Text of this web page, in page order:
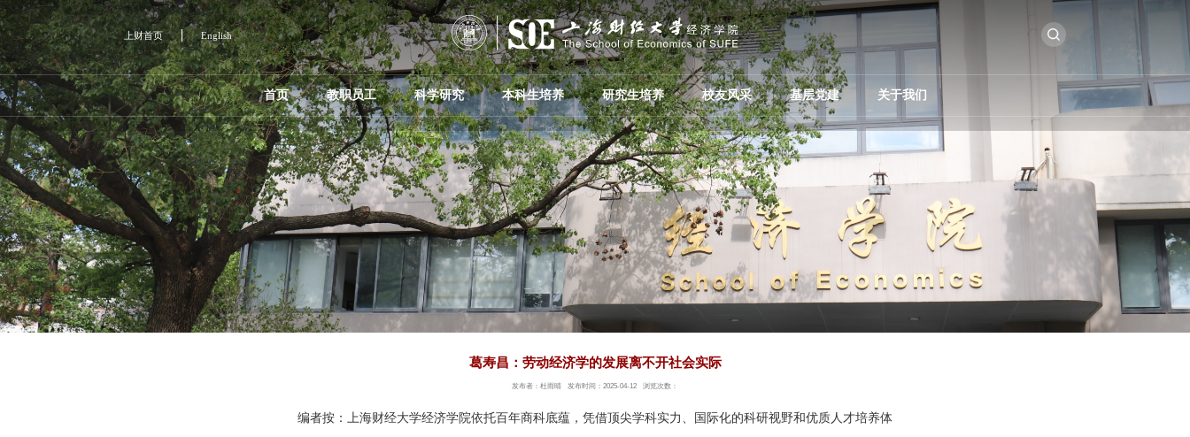
上财首页 English
首页 教职员工 科学研究 本科生培养 研究生培养 校友风采 基层党建 关于我们
葛寿昌：劳动经济学的发展离不开社会实际
发布者：杜雨晴 发布时间：2025-04-12 浏览次数：
编者按：上海财经大学经济学院依托百年商科底蕴，凭借顶尖学科实力、国际化的科研视野和优质人才培养体